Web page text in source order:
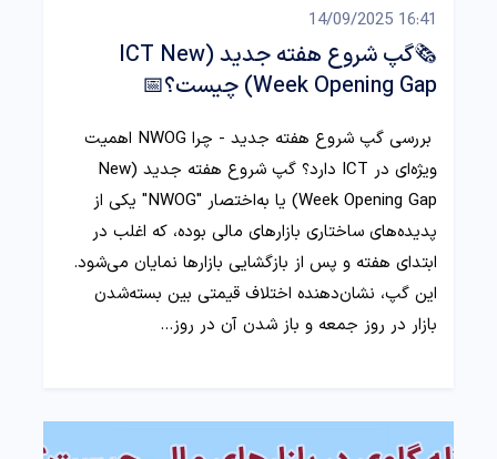
16:41 14/09/2025
🗞️گپ شروع هفته جدید (ICT New
Week Opening Gap) چیست؟📅
بررسی گپ شروع هفته جدید - چرا NWOG اهمیت
ویژه‌ای در ICT دارد؟ گپ شروع هفته جدید (New
Week Opening Gap) یا به‌اختصار "NWOG" یکی از
پدیده‌های ساختاری بازارهای مالی بوده، که اغلب در
ابتدای هفته و پس از بازگشایی بازارها نمایان می‌شود.
این گپ، نشان‌دهنده اختلاف قیمتی بین بسته‌شدن
بازار در روز جمعه و باز شدن آن در روز…